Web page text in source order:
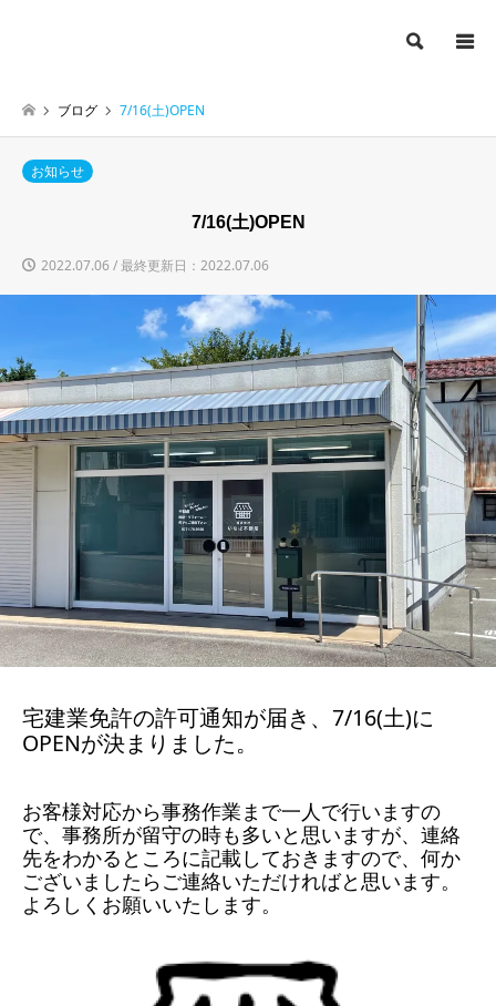
検索
ブログ 7/16(土)OPEN
お知らせ
7/16(土)OPEN
2022.07.06 / 最終更新日：2022.07.06
宅建業免許の許可通知が届き、7/16(土)に
OPENが決まりました。
お客様対応から事務作業まで一人で行いますの
で、事務所が留守の時も多いと思いますが、連絡
先をわかるところに記載しておきますので、何か
ございましたらご連絡いただければと思います。
よろしくお願いいたします。